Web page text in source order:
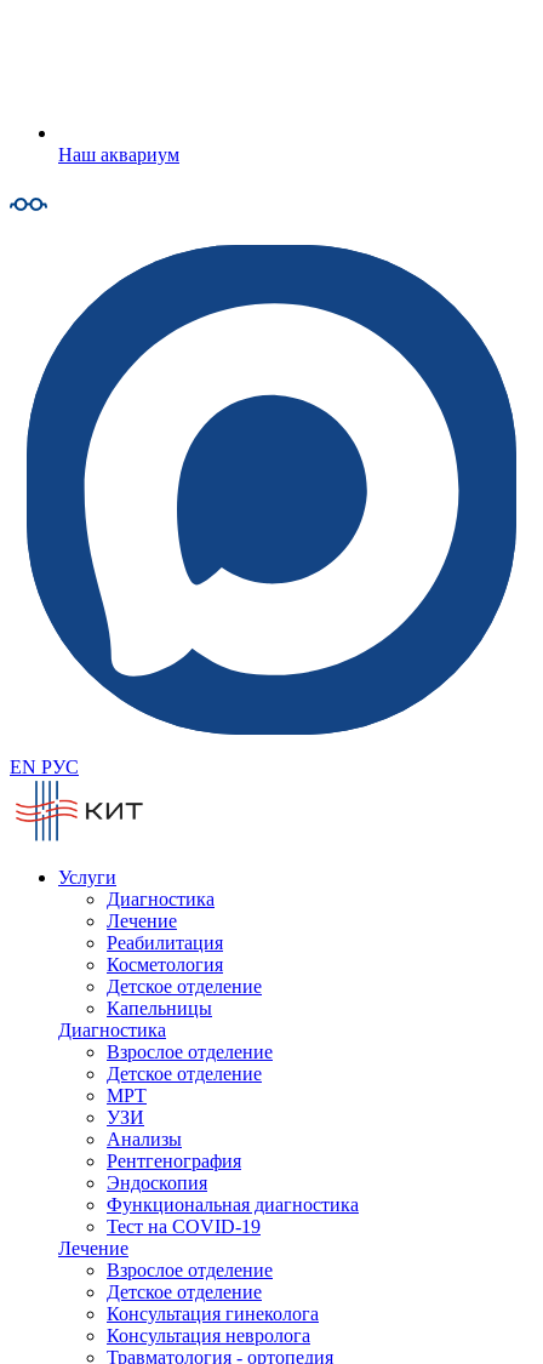
Наш аквариум
EN РУС
Услуги
Диагностика
Лечение
Реабилитация
Косметология
Детское отделение
Капельницы
Диагностика
Взрослое отделение
Детское отделение
МРТ
УЗИ
Анализы
Рентгенография
Эндоскопия
Функциональная диагностика
Тест на COVID-19
Лечение
Взрослое отделение
Детское отделение
Консультация гинеколога
Консультация невролога
Травматология - ортопедия